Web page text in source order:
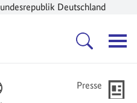
Deutschland
Presse